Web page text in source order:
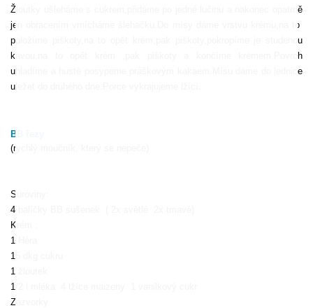
Žloutky ušleháme s cukrem,přidáme po jedné lučinu a nakonec opatrně
jen obracením vmícháme šlehačku.Do mísy dáme vrstvu krému,na to
položíme piškoty,na to opět krém,pak piškoty,pokropíme je studenou
kávou,na to opět krém ,pak piškoty a končíme krémem.Povrch
uhladíme a hustě posypeme práškovým kakaem.Mísu dáme do lednice
uležet do druhého dne.Porce vykrajujeme lžící.
BB řezy
(rychlý moučník, který se nepeče)
Suroviny:
4 balíčky BB sušenek
Krém :
1 Héra
15 dkg cukru
1 žloutek
1/2 l mléka
Zázvorky